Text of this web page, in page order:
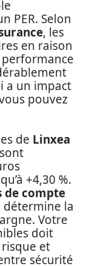
PER. Selon
, les
en raison
a un impact
pouvez
de Linxea
sont
+4,30 %.
de compte
détermine la
Votre
doit
et
sécurité